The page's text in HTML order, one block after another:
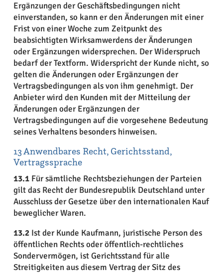
Ergänzungen der Geschäftsbedingungen nicht
einverstanden, so kann er den Änderungen mit einer
Frist von einer Woche zum Zeitpunkt des
beabsichtigten Wirksamwerdens der Änderungen
oder Ergänzungen widersprechen. Der Widerspruch
bedarf der Textform. Widerspricht der Kunde nicht, so
gelten die Änderungen oder Ergänzungen der
Vertragsbedingungen als von ihm genehmigt. Der
Anbieter wird den Kunden mit der Mitteilung der
Änderungen oder Ergänzungen der
Vertragsbedingungen auf die vorgesehene Bedeutung
seines Verhaltens besonders hinweisen.
13 Anwendbares Recht, Gerichtsstand,
Vertragssprache
13.1Für sämtliche Rechtsbeziehungen der Parteien
gilt das Recht der Bundesrepublik Deutschland unter
Ausschluss der Gesetze über den internationalen Kauf
beweglicher Waren.
13.2Ist der Kunde Kaufmann, juristische Person des
öffentlichen Rechts oder öffentlich-rechtliches
Sondervermögen, ist Gerichtsstand für alle
Streitigkeiten aus diesem Vertrag der Sitz des